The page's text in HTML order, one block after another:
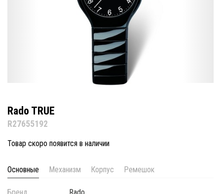
Rado TRUE
R27655192
Товар скоро появится в наличии
Основные Механизм Корпус Ремешок